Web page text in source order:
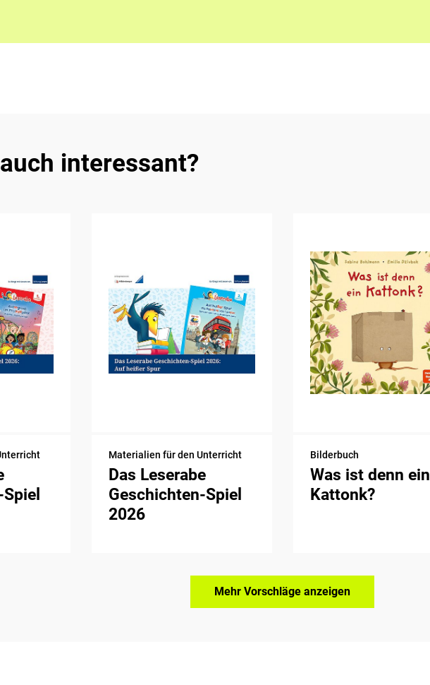
interessant?
Materialien für den Unterricht
Das Leserabe
Geschichten-Spiel
2026
Bilderbuch
Was ist denn ein
Kattonk?
Mehr Vorschläge anzeigen